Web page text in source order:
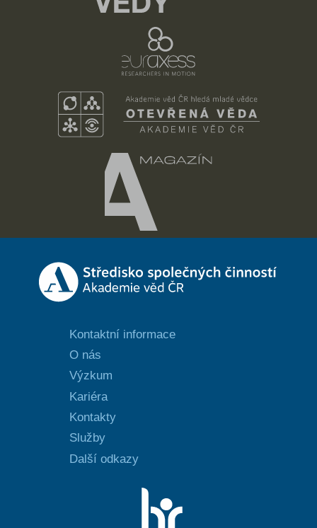
Kontaktní informace
O nás
Výzkum
Kariéra
Kontakty
Služby
Další odkazy